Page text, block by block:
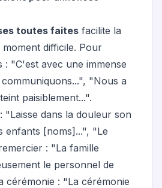
toutes faites facilite la
difficile. Pour
: "C'est avec une immense
"Nous a
paisiblement...".
"Laisse dans la douleur son
enfants [noms]...", "Le
: "La famille
le personnel de
cérémonie : "La cérémonie